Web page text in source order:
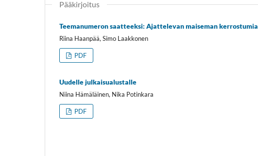
Pääkirjoitus
Teemanumeron saatteeksi: Ajattelevan maiseman kerrostumia
Riina Haanpää, Simo Laakkonen
PDF
Uudelle julkaisualustalle
Niina Hämäläinen, Nika Potinkara
PDF